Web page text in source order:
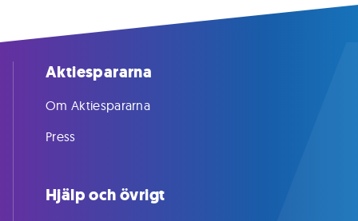
Aktiespararna
Om Aktiespararna
Press
Hjälp och övrigt